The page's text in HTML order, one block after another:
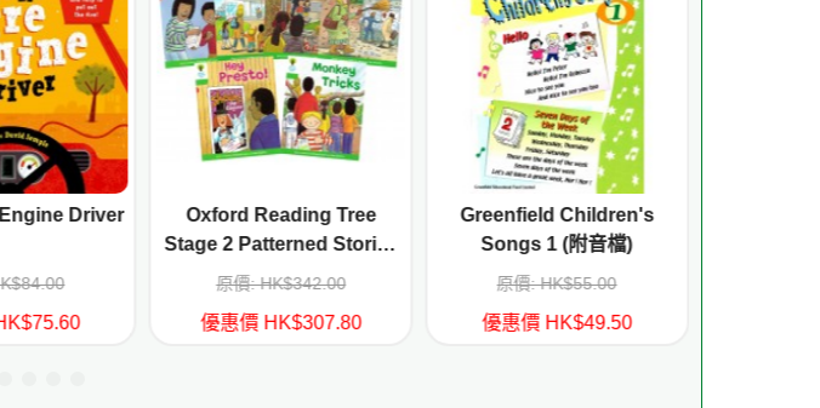
Driver
Oxford Reading Tree
Stage 2 Patterned Stories
(6 titles)
原價: HK$342.00
優惠價 HK$307.80
Greenfield Children's
Songs 1 (附音檔)
原價: HK$55.00
優惠價 HK$49.50